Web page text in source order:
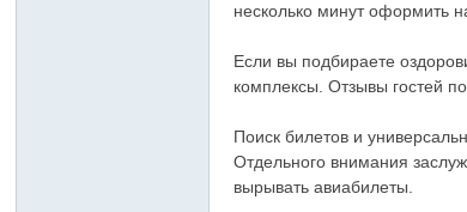
несколько минут оформить
Если вы подбираете
комплексы. Отзывы гостей
Поиск билетов и
Отдельного внимания
вырывать авиабилеты.